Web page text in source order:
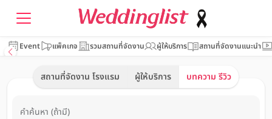
Event แพ็คเกจ รวมสถานที่จัดงาน ผู้ให้บริการ สถานที่จัดงานแนะนำ
สถานที่จัดงาน โรงแรม ผู้ให้บริการ บทความ รีวิว
คำค้นหา (ถ้ามี)